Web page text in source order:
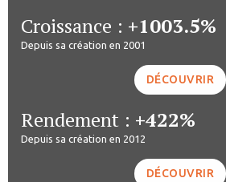
Croissance : +1003.5%
Depuis sa création en 2001
DÉCOUVRIR
Rendement : +422%
Depuis sa création en 2012
DÉCOUVRIR